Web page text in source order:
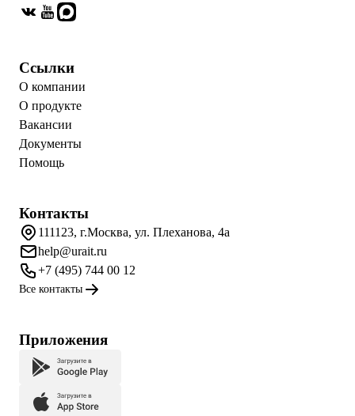
Ссылки
О компании
О продукте
Вакансии
Документы
Помощь
Контакты
111123, г.Москва, ул. Плеханова, 4а
help@urait.ru
+7 (495) 744 00 12
Все контакты
Приложения